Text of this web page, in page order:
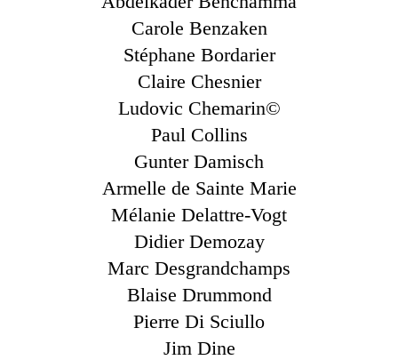
Carole Benzaken
Stéphane Bordarier
Claire Chesnier
Ludovic Chemarin©
Paul Collins
Gunter Damisch
Armelle de Sainte Marie
Mélanie Delattre-Vogt
Didier Demozay
Marc Desgrandchamps
Blaise Drummond
Pierre Di Sciullo
Jim Dine